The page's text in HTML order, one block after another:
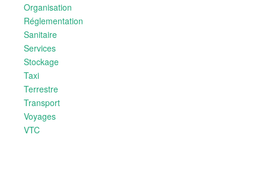
Organisation
Réglementation
Sanitaire
Services
Stockage
Taxi
Terrestre
Transport
Voyages
VTC